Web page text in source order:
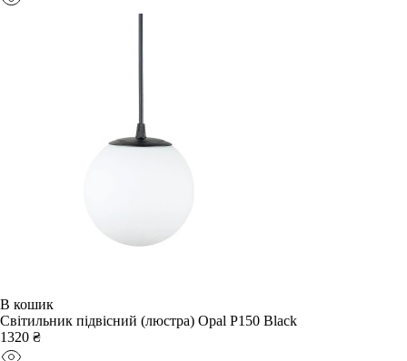
В кошик
Світильник підвісний (люстра) Opal P150 Black
1320 ₴